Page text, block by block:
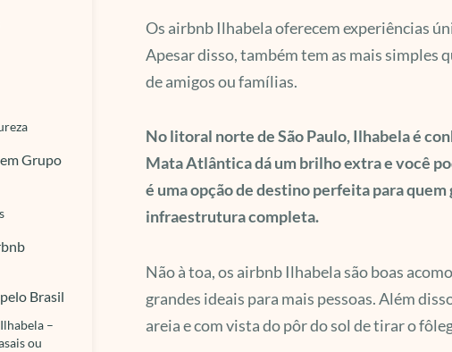
Grupo
Brasil
–
ou
Os airbnb Ilhabela oferecem experiências
Apesar disso, também tem as mais simples
de amigos ou famílias.
No litoral norte de São Paulo, Ilhabela é
Mata Atlântica dá um brilho extra e você
é uma opção de destino perfeita para
infraestrutura completa.
Não à toa, os airbnb Ilhabela são boas
grandes ideais para mais pessoas. Além
areia e com vista do pôr do sol de tirar o